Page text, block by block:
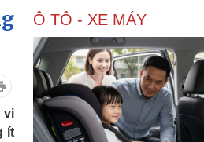
Chứng khoán
Giá cà phê
nghiệp
tin doanh nghiệp
nghiệp 24h
nhân
Công nghệ
Sành điệu
Tin Công nghệ
Trải nghiệm
vi
ít
Ô TÔ - XE MÁY